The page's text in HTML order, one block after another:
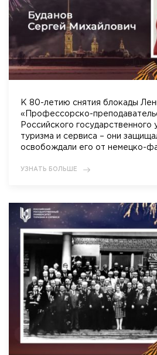
К 80-летию снятия блокады
«Профессорско-
Российского государственного
туризма и сервиса – они
освобождали его от немецко-
УЗНАТЬ БОЛЬШЕ